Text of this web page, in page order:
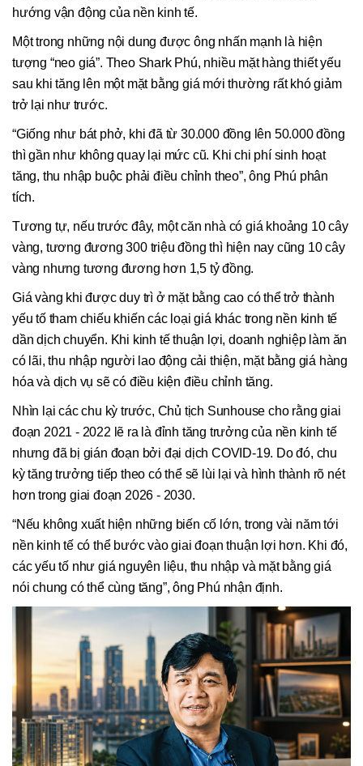
hướng vận động của nền kinh tế.
Một trong những nội dung được ông nhấn mạnh là hiện
tượng “neo giá”. Theo Shark Phú, nhiều mặt hàng thiết yếu
sau khi tăng lên một mặt bằng giá mới thường rất khó giảm
trở lại như trước.
“Giống như bát phở, khi đã từ 30.000 đồng lên 50.000 đồng
thì gần như không quay lại mức cũ. Khi chi phí sinh hoạt
tăng, thu nhập buộc phải điều chỉnh theo”, ông Phú phân
tích.
Tương tự, nếu trước đây, một căn nhà có giá khoảng 10 cây
vàng, tương đương 300 triệu đồng thì hiện nay cũng 10 cây
vàng nhưng tương đương hơn 1,5 tỷ đồng.
Giá vàng khi được duy trì ở mặt bằng cao có thể trở thành
yếu tố tham chiếu khiến các loại giá khác trong nền kinh tế
dần dịch chuyển. Khi kinh tế thuận lợi, doanh nghiệp làm ăn
có lãi, thu nhập người lao động cải thiện, mặt bằng giá hàng
hóa và dịch vụ sẽ có điều kiện điều chỉnh tăng.
Nhìn lại các chu kỳ trước, Chủ tịch Sunhouse cho rằng giai
đoạn 2021 - 2022 lẽ ra là đỉnh tăng trưởng của nền kinh tế
nhưng đã bị gián đoạn bởi đại dịch COVID-19. Do đó, chu
kỳ tăng trưởng tiếp theo có thể sẽ lùi lại và hình thành rõ nét
hơn trong giai đoạn 2026 - 2030.
“Nếu không xuất hiện những biến cố lớn, trong vài năm tới
nền kinh tế có thể bước vào giai đoạn thuận lợi hơn. Khi đó,
các yếu tố như giá nguyên liệu, thu nhập và mặt bằng giá
nói chung có thể cùng tăng”, ông Phú nhận định.